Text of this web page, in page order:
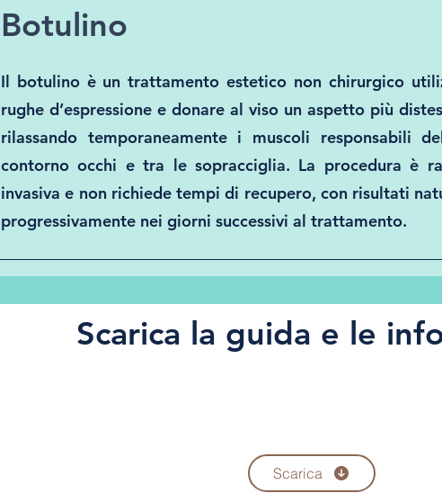
Botulino
Il botulino è un trattamento estetico non chirurgico
rughe d’espressione e donare al viso un aspetto più
rilassando temporaneamente i muscoli responsabili
contorno occhi e tra le sopracciglia. La procedura è
invasiva e non richiede tempi di recupero, con risultati
progressivamente nei giorni successivi al trattamento.
Scarica la guida e le
Scarica